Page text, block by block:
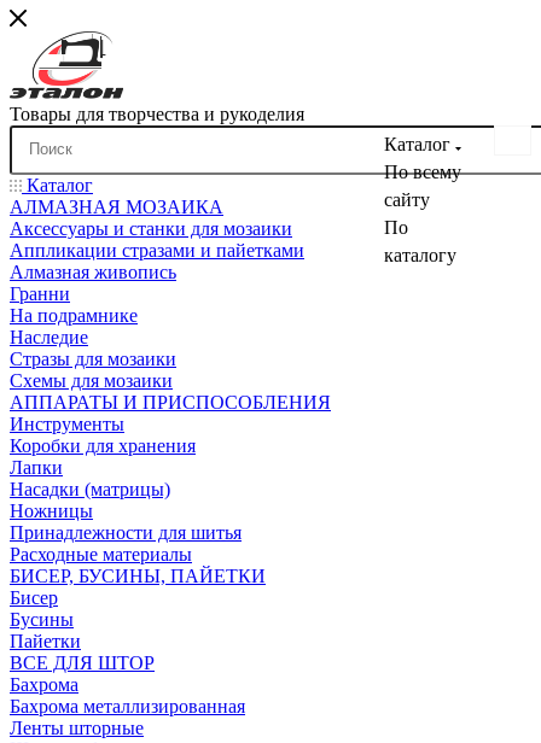
Товары для творчества и рукоделия
Каталог
По всему
сайту
По
каталогу
Каталог
АЛМАЗНАЯ МОЗАИКА
Аксессуары и станки для мозаики
Аппликации стразами и пайетками
Алмазная живопись
Гранни
На подрамнике
Наследие
Стразы для мозаики
Схемы для мозаики
АППАРАТЫ И ПРИСПОСОБЛЕНИЯ
Инструменты
Коробки для хранения
Лапки
Насадки (матрицы)
Ножницы
Принадлежности для шитья
Расходные материалы
БИСЕР, БУСИНЫ, ПАЙЕТКИ
Бисер
Бусины
Пайетки
ВСЕ ДЛЯ ШТОР
Бахрома
Бахрома металлизированная
Ленты шторные